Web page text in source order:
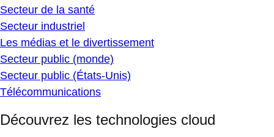
Secteur de la santé
Secteur industriel
Les médias et le divertissement
Secteur public (monde)
Secteur public (États-Unis)
Télécommunications
Découvrez les technologies cloud